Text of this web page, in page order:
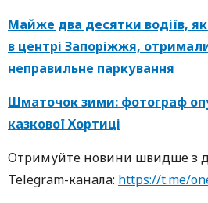
Майже два десятки водіїв,
в центрі Запоріжжя,
неправильне паркування
Шматочок зими: фотограф
казкової Хортиці
Oтримуйте нoвини швидше з
Telegram-кaнaлa: https://t.me/